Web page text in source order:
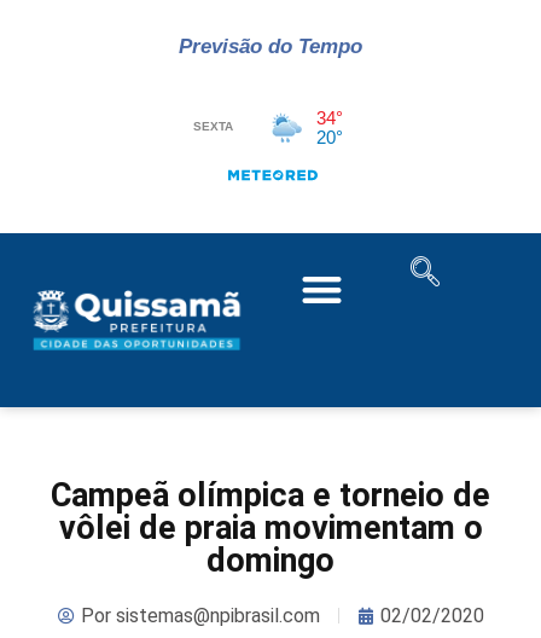
Previsão do Tempo
Campeã olímpica e torneio de
vôlei de praia movimentam o
domingo
Porsistemas@npibrasil.com 02/02/2020